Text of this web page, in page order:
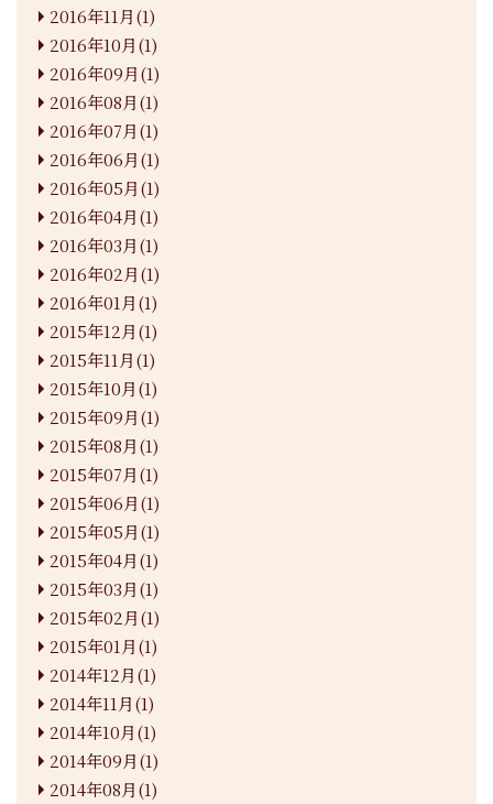
2016年11月(1)
2016年10月(1)
2016年09月(1)
2016年08月(1)
2016年07月(1)
2016年06月(1)
2016年05月(1)
2016年04月(1)
2016年03月(1)
2016年02月(1)
2016年01月(1)
2015年12月(1)
2015年11月(1)
2015年10月(1)
2015年09月(1)
2015年08月(1)
2015年07月(1)
2015年06月(1)
2015年05月(1)
2015年04月(1)
2015年03月(1)
2015年02月(1)
2015年01月(1)
2014年12月(1)
2014年11月(1)
2014年10月(1)
2014年09月(1)
2014年08月(1)